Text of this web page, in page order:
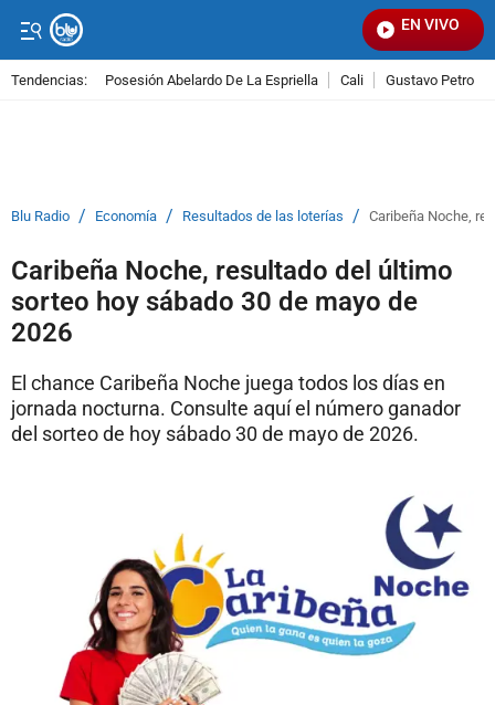
EN VIVO
Tendencias: Posesión Abelardo De La Espriella Cali Gustavo Petro
Blu Radio / Economía / Resultados de las loterías / Caribeña Noche,
Caribeña Noche, resultado del último
sorteo hoy sábado 30 de mayo de
2026
El chance Caribeña Noche juega todos los días en
jornada nocturna. Consulte aquí el número ganador
del sorteo de hoy sábado 30 de mayo de 2026.